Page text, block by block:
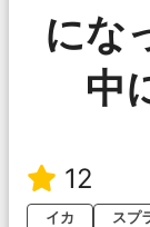
にな
中
12
イカ
スプ